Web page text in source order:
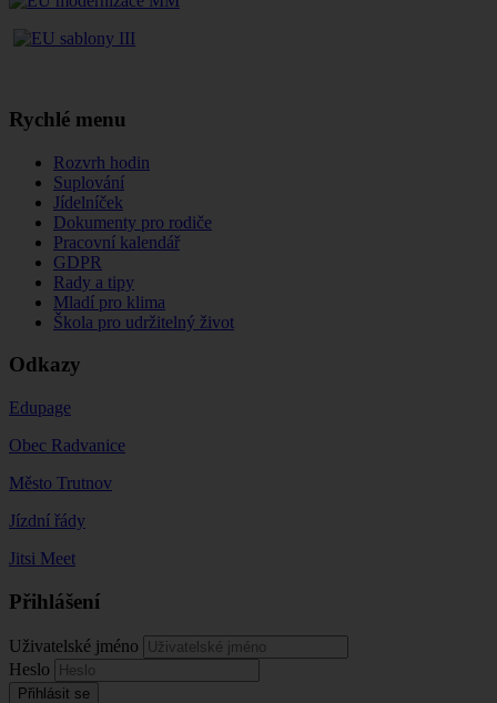
Rychlé menu
Rozvrh hodin
Suplování
Jídelníček
Dokumenty pro rodiče
Pracovní kalendář
GDPR
Rady a tipy
Mladí pro klima
Škola pro udržitelný život
Odkazy
Edupage
Obec Radvanice
Město Trutnov
Jízdní řády
Jitsi Meet
Přihlášení
Uživatelské jméno
Heslo
Přihlásit se